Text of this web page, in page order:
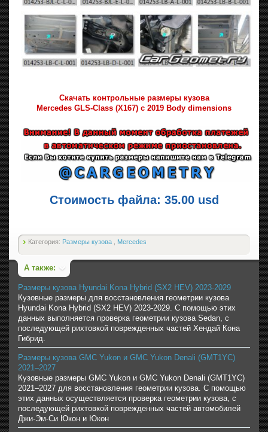
Скачать контрольные размеры кузова
Mercedes GLS-Class (X167) с 2019 Body dimensions
Стоимость файла: 35.00 usd
Категория: Размеры кузова Mercedes
А также:
Размеры кузова Hyundai Kona Hybrid (SX2 HEV) 2023-2029
Кузовные размеры для восстановления геометрии кузова
Hyundai Kona Hybrid (SX2 HEV) 2023-2029. С помощью этих
данных выполняется проверка геометрии кузова Sedan, с
последующей рихтовкой поврежденных частей Хендай Кона
Гибрид.
Размеры кузова GMC Yukon и GMC Yukon Denali (GMT1YC)
2021–2027
Кузовные размеры GMC Yukon и GMC Yukon Denali (GMT1YC)
2021–2027 для восстановления геометрии кузова. С помощью
этих данных осуществляется проверка геометрии кузова, с
последующей рихтовкой поврежденных частей автомобилей
Джи-Эм-Си Юкон и Юкон